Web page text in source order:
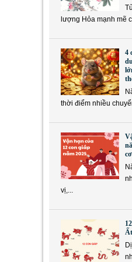
lượng Hỏa mạnh mẽ
4
thời điểm nhiều
vị,...